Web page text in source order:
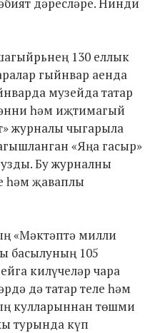
130 еллык
гыйнвар аенда
музейда татар
һәм иҗтимагый
журналы чыгарыла
«Яңа гасыр»
Бу журналны
һәм җаваплы
«Мәктәптә милли
басылуның 105
килүчеләр чара
дә татар теле һәм
кулларыннан төшми
турында күп